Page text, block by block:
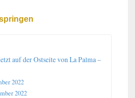
auf der Ostseite von La Palma –
2022
2022